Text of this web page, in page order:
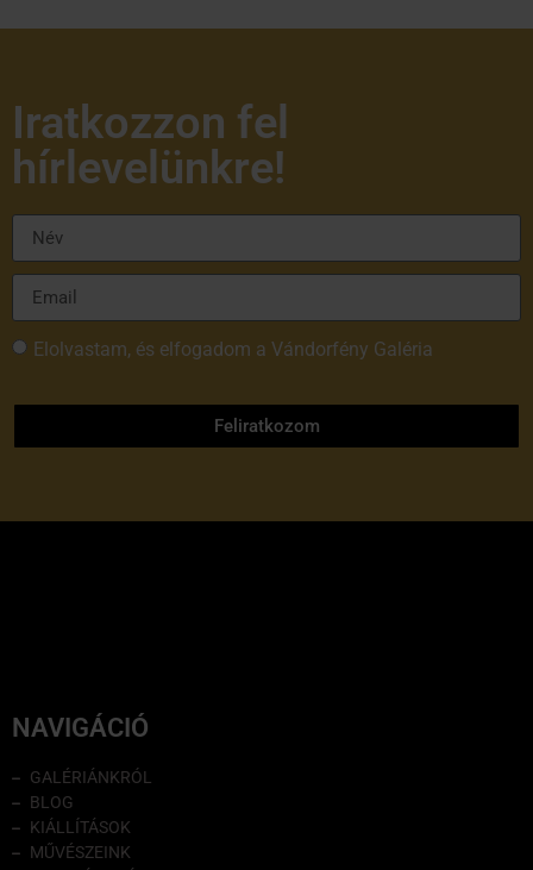
Iratkozzon fel
hírlevelünkre!
Elolvastam, és elfogadom a Vándorfény Galéria
Feliratkozom
NAVIGÁCIÓ
GALÉRIÁNKRÓL
BLOG
KIÁLLÍTÁSOK
MŰVÉSZEINK